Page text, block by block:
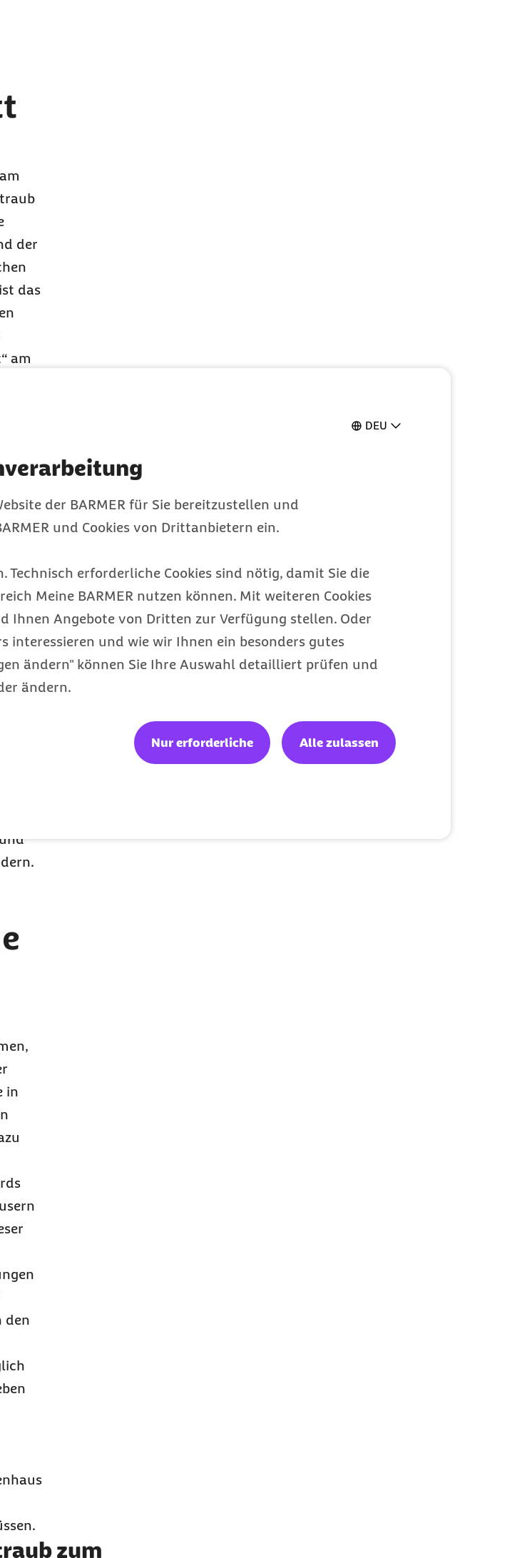
DEU
der BARMER für Sie bereitzustellen und
und Cookies von Drittanbietern ein.
Technisch erforderliche Cookies sind nötig, damit Sie die
Meine BARMER nutzen können. Mit weiteren Cookies
Ihnen Angebote von Dritten zur Verfügung stellen. Oder
interessieren und wie wir Ihnen ein besonders gutes
ändern" können Sie Ihre Auswahl detailliert prüfen und
ändern.
Nur erforderliche Alle zulassen
der
das
am
den
in
bis
in
den
zum